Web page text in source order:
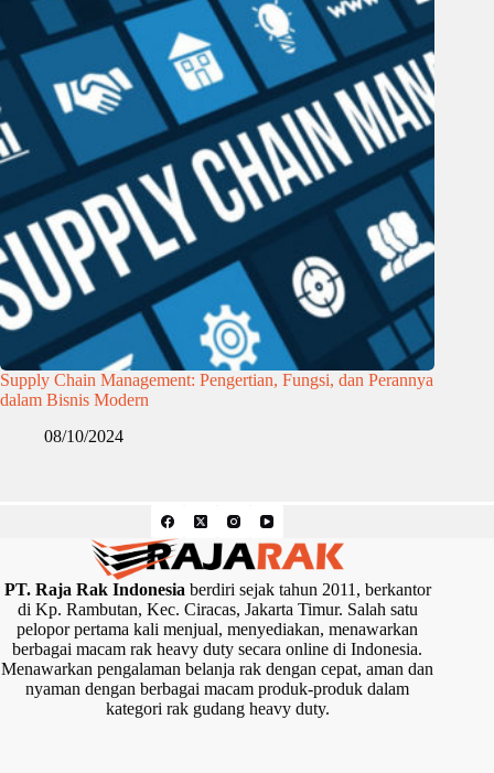
Supply Chain Management: Pengertian, Fungsi, dan Perannya
dalam Bisnis Modern
08/10/2024
PT. Raja Rak Indonesiaberdiri sejak tahun 2011, berkantor
di Kp. Rambutan, Kec. Ciracas, Jakarta Timur. Salah satu
pelopor pertama kali menjual, menyediakan, menawarkan
berbagai macam rak heavy duty secara online di Indonesia.
Menawarkan pengalaman belanja rak dengan cepat, aman dan
nyaman dengan berbagai macam produk-produk dalam
kategori rak gudang heavy duty.